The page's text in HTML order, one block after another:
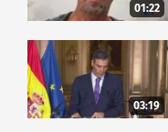
01:22
03:19